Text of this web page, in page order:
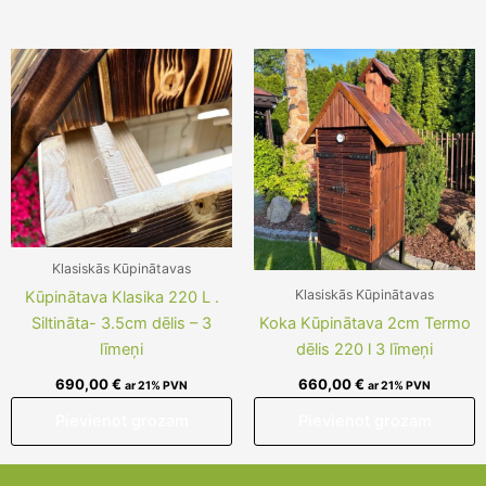
Klasiskās Kūpinātavas
Kūpinātava Klasika 220 L .
Siltināta- 3.5cm dēlis – 3
līmeņi
690,00€ ar 21% PVN
Klasiskās Kūpinātavas
Koka Kūpinātava 2cm Termo
dēlis 220 l 3 līmeņi
660,00€ ar 21% PVN